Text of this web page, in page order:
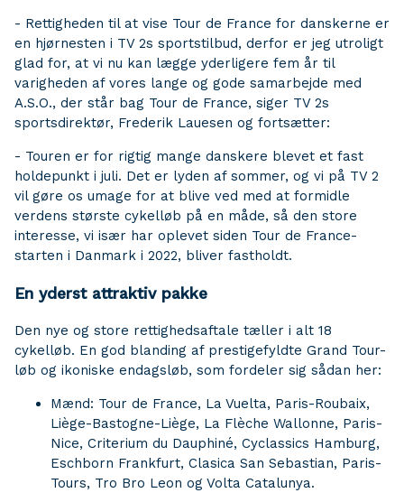
- Rettigheden til at vise Tour de France for danskerne er
en hjørnesten i TV 2s sportstilbud, derfor er jeg utroligt
glad for, at vi nu kan lægge yderligere fem år til
varigheden af vores lange og gode samarbejde med
A.S.O., der står bag Tour de France, siger TV 2s
sportsdirektør, Frederik Lauesen og fortsætter:
- Touren er for rigtig mange danskere blevet et fast
holdepunkt i juli. Det er lyden af sommer, og vi på TV 2
vil gøre os umage for at blive ved med at formidle
verdens største cykelløb på en måde, så den store
interesse, vi især har oplevet siden Tour de France-
starten i Danmark i 2022, bliver fastholdt.
En yderst attraktiv pakke
Den nye og store rettighedsaftale tæller i alt 18
cykelløb. En god blanding af prestigefyldte Grand Tour-
løb og ikoniske endagsløb, som fordeler sig sådan her:
Mænd: Tour de France, La Vuelta, Paris-Roubaix,
Liège-Bastogne-Liège, La Flèche Wallonne, Paris-
Nice, Criterium du Dauphiné, Cyclassics Hamburg,
Eschborn Frankfurt, Clasica San Sebastian, Paris-
Tours, Tro Bro Leon og Volta Catalunya.